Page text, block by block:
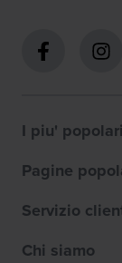
I piu' popolari
Pagine
Servizio
Chi siamo